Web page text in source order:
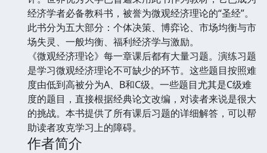
经济学者必备教科书，被誉为微观经济理论的“圣经”。
此书分为五大部分：个体决策、博弈论、市场均衡与市
场失灵、一般均衡、福利经济学与激励。
《微观经济理论》每一章课后都有大量习题。演练习题
是学习微观经济理论不可缺少的环节。这些题目按照难
度由低到高被分为A、B和C级。一些题目尤其是C级难
度的题目，直接根据经典论文改编，对读者来说是很大
的挑战。本书提供了所有课后习题的详细解答，可以帮
助读者攻克学习上的障碍。
作者简介